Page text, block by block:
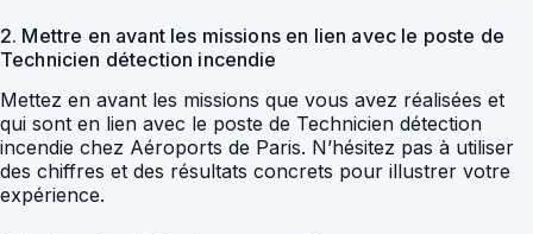
2. Mettre en avant les missions en lien avec le poste de
Technicien détection incendie
Mettez en avant les missions que vous avez réalisées et
qui sont en lien avec le poste de Technicien détection
incendie chez Aéroports de Paris. N’hésitez pas à utiliser
des chiffres et des résultats concrets pour illustrer votre
expérience.